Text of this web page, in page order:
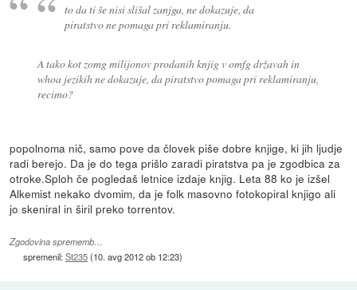
to da ti še nisi slišal zanjga, ne dokazuje, da
piratstvo ne pomaga pri reklamiranju.
A tako kot zomg milijonov prodanih knjig v omfg državah in
whoa jezikih ne dokazuje, da piratstvo pomaga pri reklamiranju,
recimo?
popolnoma nič, samo pove da človek piše dobre knjige, ki jih ljudje
radi berejo. Da je do tega prišlo zaradi piratstva pa je zgodbica za
otroke.Sploh če pogledaš letnice izdaje knjig. Leta 88 ko je izšel
Alkemist nekako dvomim, da je folk masovno fotokopiral knjigo ali
jo skeniral in širil preko torrentov.
Zgodovina sprememb…
spremenil:St235(10. avg 2012 ob 12:23)